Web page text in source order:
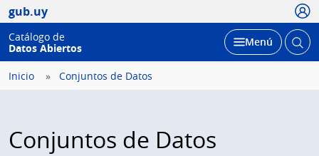
gub.uy
Catálogo de
Datos Abiertos
Desplegar
Menú Abrir
Inicio Conjuntos de Datos
Conjuntos de Datos